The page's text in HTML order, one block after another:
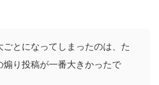
ごとになってしまったのは、た
煽り投稿が一番大きかったで